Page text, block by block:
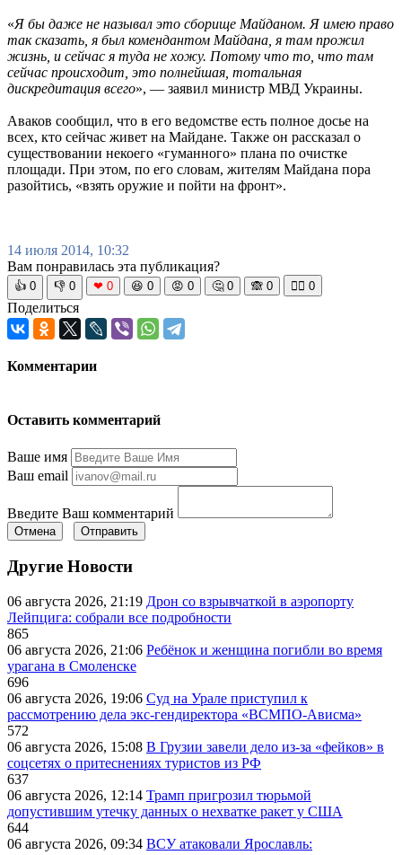
«Я бы даже не называл это сборище Майданом. Я имею право
так сказать, я был комендантом Майдана, я там прожил
жизнь, и сейчас я туда не хожу. Потому что то, что там
сейчас происходит, это полнейшая, тотальная
дискредитация всего», — заявил министр МВД Украины.
Аваков сообщил, что в его ведомстве есть полное досье на
всех, кто сейчас живет на Майдане. Также он рассказал о
существовании некоего «гуманного» плана по очистке
площади. При этом, по его словам, жителям Майдана пора
разойтись, «взять оружие и пойти на фронт».
14 июля 2014, 10:32
Вам понравилась эта публикация?
👍 0 👎 0 ❤ 0 😆 0 😡 0 🤔 0 🙈 0 🧘‍♀️ 0
Поделиться
Комментарии
Оставить комментарий
Ваше имя
Ваш email
Введите Ваш комментарий
Отмена Отправить
Другие Новости
06 августа 2026, 21:19 Дрон со взрывчаткой в аэропорту
Лейпцига: собрали все подробности
865
06 августа 2026, 21:06 Ребёнок и женщина погибли во время
урагана в Смоленске
696
06 августа 2026, 19:06 Суд на Урале приступил к
рассмотрению дела экс-гендиректора «ВСМПО-Ависма»
572
06 августа 2026, 15:08 В Грузии завели дело из-за «фейков» в
соцсетях о притеснениях туристов из РФ
637
06 августа 2026, 12:14 Трамп пригрозил тюрьмой
допустившим утечку данных о нехватке ракет у США
644
06 августа 2026, 09:34 ВСУ атаковали Ярославль: